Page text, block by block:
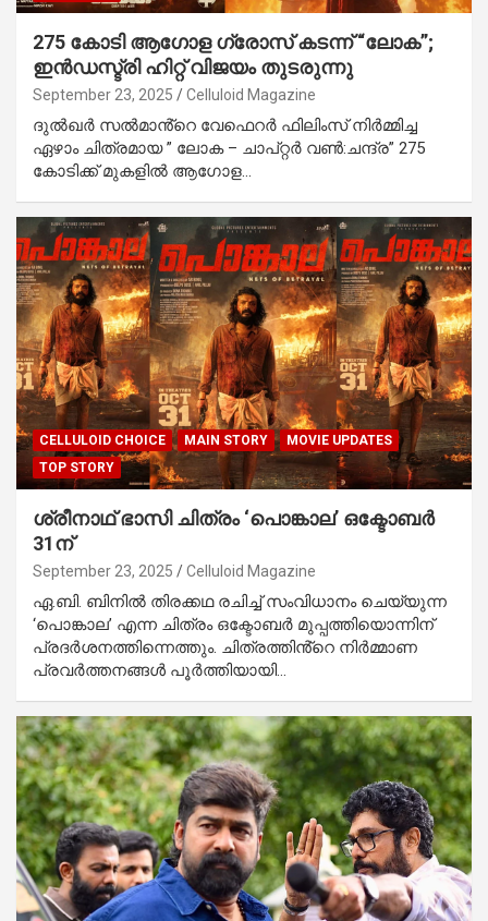
275 കോടി ആഗോള ഗ്രോസ് കടന്ന് “ലോക”;
ഇൻഡസ്ട്രി ഹിറ്റ് വിജയം തുടരുന്നു
September 23, 2025 Celluloid Magazine
ദുൽഖർ സൽമാൻ്റെ വേഫെറർ ഫിലിംസ് നിർമ്മിച്ച
ഏഴാം ചിത്രമായ ” ലോക – ചാപ്റ്റർ വൺ:ചന്ദ്ര” 275
കോടിക്ക് മുകളിൽ ആഗോള…
CELLULOID CHOICE MAIN STORY
MOVIE UPDATES
TOP STORY
ശ്രീനാഥ് ഭാസി ചിത്രം ‘പൊങ്കാല’ ഒക്ടോബർ
31ന്
September 23, 2025 Celluloid Magazine
ഏ.ബി. ബിനിൽ തിരക്കഥ രചിച്ച് സംവിധാനം ചെയ്യുന്ന
‘പൊങ്കാല’ എന്ന ചിത്രം ഒക്ടോബർ മുപ്പത്തിയൊന്നിന്
പ്രദർശനത്തിന്നെത്തും. ചിത്രത്തിൻ്റെ നിർമ്മാണ
പ്രവർത്തനങ്ങൾ പൂർത്തിയായി…